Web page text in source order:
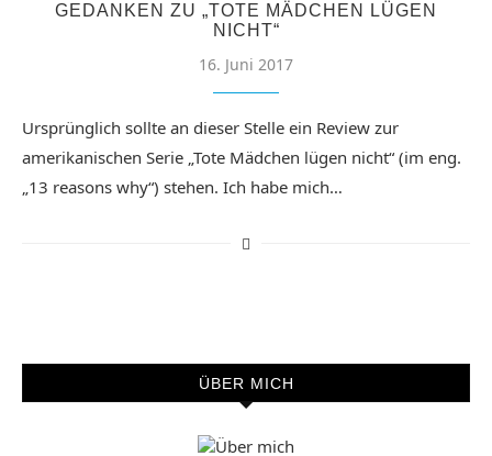
GEDANKEN ZU „TOTE MÄDCHEN LÜGEN
NICHT“
16. Juni 2017
Ursprünglich sollte an dieser Stelle ein Review zur
amerikanischen Serie „Tote Mädchen lügen nicht“ (im eng.
„13 reasons why“) stehen. Ich habe mich…
ÜBER MICH